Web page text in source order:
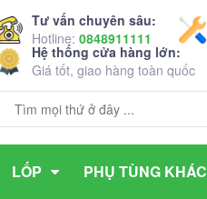
Tư vấn chuyên sâu:
Hotline: 0848911111
Hệ thống cửa hàng lớn:
Giá tốt, giao hàng toàn quốc
LỐP PHỤ TÙNG KHÁC